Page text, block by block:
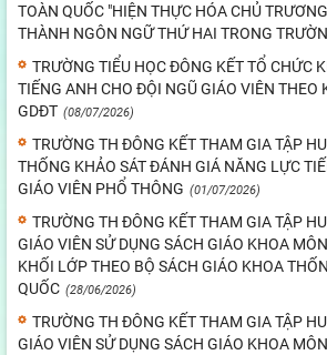
TOÀN QUỐC "HIỆN THỰC HÓA CHỦ
THÀNH NGÔN NGỮ THỨ HAI TRONG
TRƯỜNG TIỂU HỌC ĐÔNG KẾT TỔ CHỨC
TIẾNG ANH CHO ĐỘI NGŨ GIÁO VIÊN THEO
GDĐT (08/07/2026)
TRƯỜNG TH ĐÔNG KẾT THAM GIA TẬP
THỐNG KHẢO SÁT ĐÁNH GIÁ NĂNG LỰC
GIÁO VIÊN PHỔ THÔNG (01/07/2026)
TRƯỜNG TH ĐÔNG KẾT THAM GIA TẬP
GIÁO VIÊN SỬ DỤNG SÁCH GIÁO KHOA
KHỐI LỚP THEO BỘ SÁCH GIÁO KHOA
QUỐC (28/06/2026)
TRƯỜNG TH ĐÔNG KẾT THAM GIA TẬP
GIÁO VIÊN SỬ DỤNG SÁCH GIÁO KHOA